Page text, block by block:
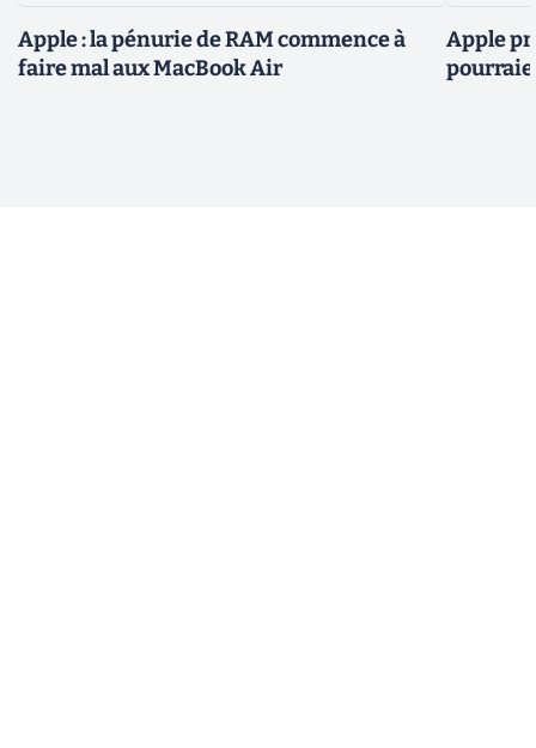
Apple : la pénurie de RAM commence à
faire mal aux MacBook Air
Apple